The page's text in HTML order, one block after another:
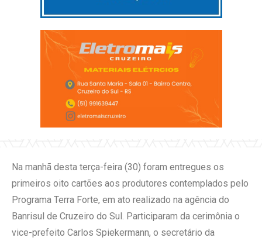
Na manhã desta terça-feira (30) foram entregues os
primeiros oito cartões aos produtores contemplados pelo
Programa Terra Forte, em ato realizado na agência do
Banrisul de Cruzeiro do Sul. Participaram da cerimônia o
vice-prefeito Carlos Spiekermann, o secretário da